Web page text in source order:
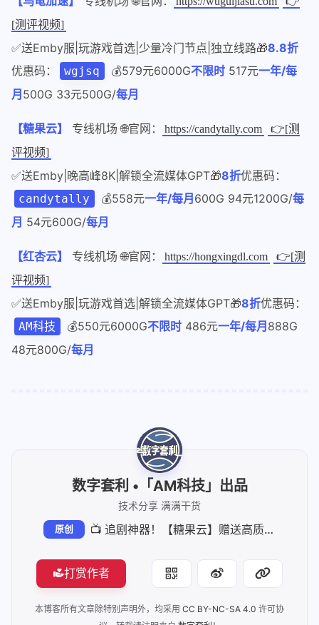
[测评视频]
✅送Emby服|玩游戏首选|少量冷门节点|独立线路🎁8.8折
优惠码：
wgjsq 💰579元6000G不限时517元一年/每
月500G 33元500G/每月
【糖果云】 专线机场 🌐官网： https://candytally.com
👉[测
评视频]
✅送Emby|晚高峰8K|解锁全流媒体GPT🎁8折优惠码：
candytally 💰558元一年/每月600G 94元1200G/每
月 54元600G/每月
【红杏云】 专线机场 🌐官网： https://hongxingdl.com
👉[测
评视频]
✅送Emby服|玩游戏首选|解锁全流媒体GPT🎁8折优惠码：
AM科技 💰550元6000G不限时486元一年/每月888G
48元800G/每月
数字套利 •「AM科技」出品
技术分享 满满干货
原创 📺 追剧神器！【糖果云】赠送高质量Emby影视库，流畅爽到飞起～ 不限设备+全解锁+送影视库 全场套餐7.7折
打赏作者
本博客所有文章除特别声明外，均采用 CC BY-NC-SA 4.0 许可协